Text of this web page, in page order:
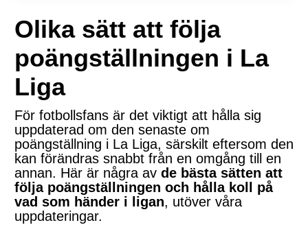
Olika sätt att följa
poängställningen i La
Liga
För fotbollsfans är det viktigt att hålla sig
uppdaterad om den senaste om
poängställning i La Liga, särskilt eftersom den
kan förändras snabbt från en omgång till en
annan. Här är några av de bästa sätten att
följa poängställningen och hålla koll på
vad som händer i ligan, utöver våra
uppdateringar.